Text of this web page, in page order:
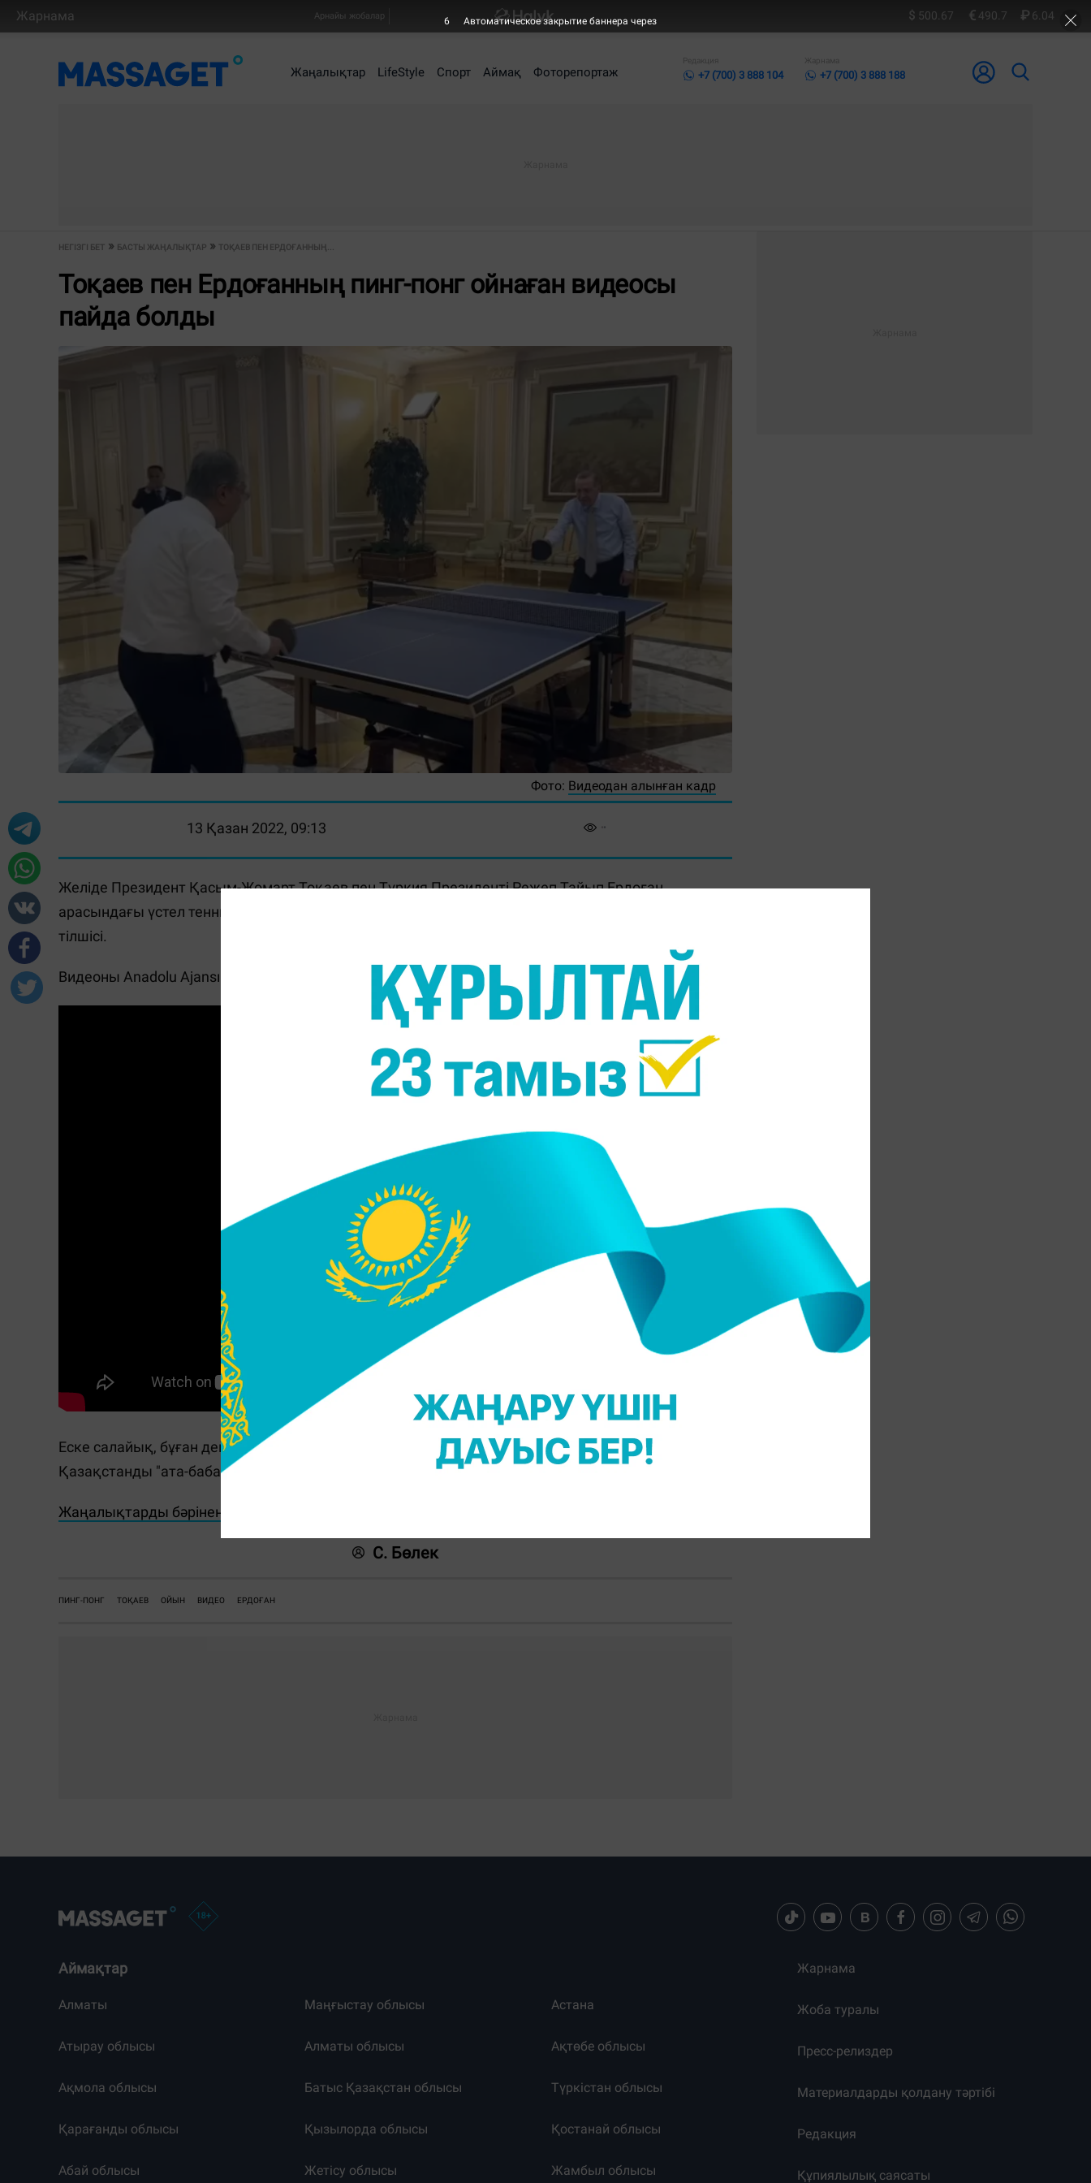
Жарнама Арнайы жобалар 500.67 490.7 6.04
Жаңалықтар LifeStyle Спорт Аймақ Фоторепортаж
Редакция
+7 (700) 3 888 104
Жарнама
+7 (700) 3 888 188
НЕГІЗГІ БЕТ БАСТЫ ЖАҢАЛЫҚТАР ТОҚАЕВ ПЕН ЕРДОҒАННЫҢ...
Тоқаев пен Ердоғанның пинг-понг ойнаған видеосы
пайда болды
Фото: Видеодан алынған кадр
13 Қазан 2022, 09:13
Желіде Президент Қасым-Жомарт Тоқаев пен Түркия Президенті Режеп Тайып Ердоған
арасындағы үстел теннисі ойынының видеосы пайда болды, - деп хабарлайды
тілшісі.
Видеоны Anadolu Ajansı түрік басылымы жариялады.
Еске салайық, бұған дейін Астанаға сапармен келген Түркия Президенті Режеп Тайып Ердоған
Қазақстанды "ата-бабаларымыздың жері" деп
еді.
Жаңалықтарды бәрінен бұрын біліп отырғыңыз келсе, Telegram-арнамызға жазылыңыз!
С. Бөлек
ПИНГ-ПОНГ ТОҚАЕВ ОЙЫН ВИДЕО ЕРДОҒАН
Аймақтар
Алматы Маңғыстау облысы Астана
Атырау облысы Алматы облысы Ақтөбе облысы
Ақмола облысы Батыс Қазақстан облысы Түркістан облысы
Қарағанды облысы Қызылорда облысы Қостанай облысы
Абай облысы Жетісу облысы Жамбыл облысы
Жарнама
Жоба туралы
Пресс-релиздер
Материалдарды қолдану тәртібі
Редакция
Құпиялылық саясаты
6 Автоматическое закрытие баннера через